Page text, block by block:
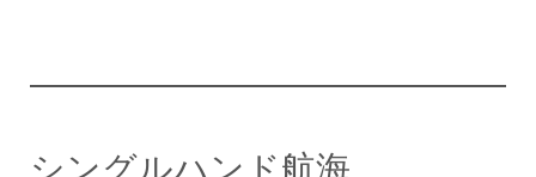
シングルハンド航海